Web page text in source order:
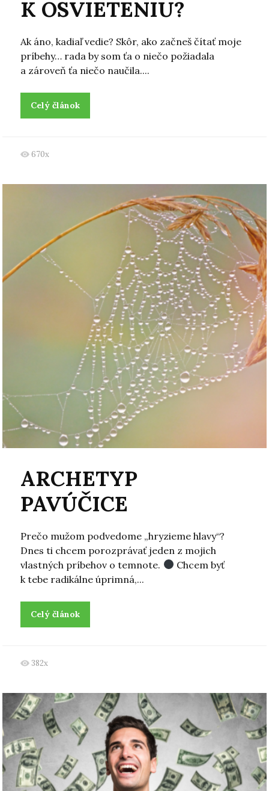
K OSVIETENIU?
Ak áno, kadiaľ vedie? Skôr, ako začneš čítať moje
príbehy… rada by som ťa o niečo požiadala
a zároveň ťa niečo naučila....
Celý článok
670x
ARCHETYP
PAVÚČICE
Prečo mužom podvedome „hryzieme hlavy“?
Dnes ti chcem porozprávať jeden z mojich
vlastných príbehov o temnote.
Chcem byť
k tebe radikálne úprimná,...
Celý článok
382x